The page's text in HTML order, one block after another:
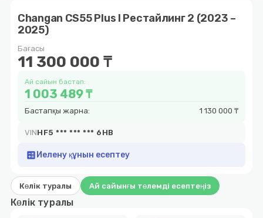
Changan CS55 Plus I Рестайлинг 2 (2023 –
2025)
Бағасы
11 300 000 ₸
Ай сайын бастап:
1 003 489 ₸
Бастапқы жарна: 1 130 000 ₸
VINHF5 *** *** *** 6HB
calculate Иелену құнын есептеу
Көлік туралы Ай сайынғы төлемді есептеңіз
Көлік туралы